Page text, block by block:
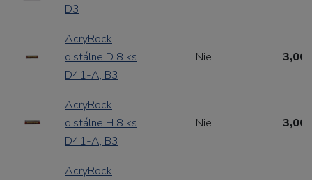
D3
AcryRock
distálne D 8 ks
D41-A, B3
Nie 3,00
AcryRock
distálne H 8 ks
D41-A, B3
Nie 3,00
AcryRock